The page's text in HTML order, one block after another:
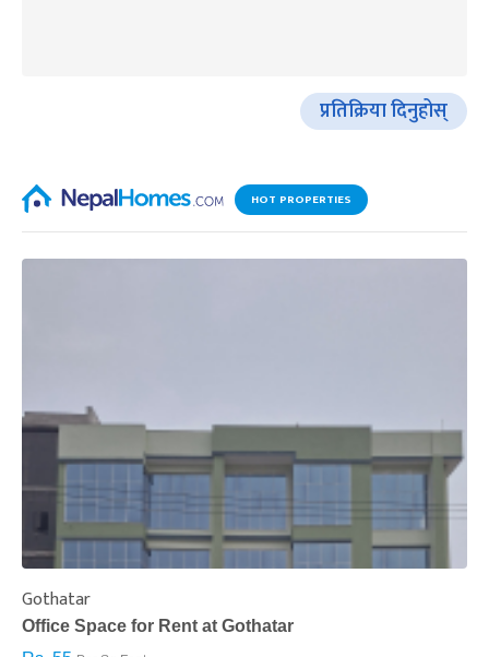
प्रतिक्रिया दिनुहोस्
HOT PROPERTIES
Gothatar
Office Space for Rent at Gothatar